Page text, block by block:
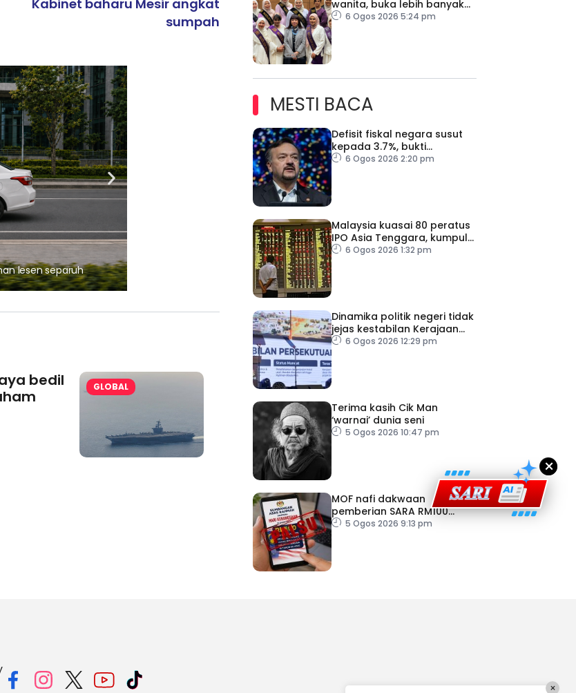
Kabinet baharu Mesir angkat
sumpah
lesen separuh
Ajinomoto (Malaysia) Berhad Perkasa SCORE Marathon 2026 Melalui Kerjasama
aminoVITAL® Bersama Pempengaruh Larian Antarabangsa
bedil
GLOBAL
wanita, buka lebih banyak
peluang
6 Ogos 2026 5:24 pm
MESTI BACA
Defisit fiskal negara susut
kepada 3.7%, bukti
keyakinan pelabur masih
6 Ogos 2026 2:20 pm
Malaysia kuasai 80 peratus
IPO Asia Tenggara, kumpul
AS$1.4 bilion separuh
6 Ogos 2026 1:32 pm
Dinamika politik negeri tidak
jejas kestabilan Kerajaan
Perpaduan Persekutuan –
6 Ogos 2026 12:29 pm
Terima kasih Cik Man
‘warnai’ dunia seni
5 Ogos 2026 10:47 pm
MOF nafi dakwaan
pemberian SARA RM100
sempena Hari Kebangsaan
5 Ogos 2026 9:13 pm
×
×